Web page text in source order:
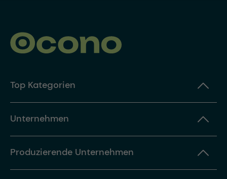
Top Kategorien
Unternehmen
Produzierende Unternehmen